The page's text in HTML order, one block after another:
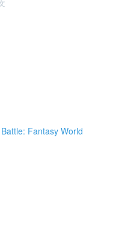
Fantasy World